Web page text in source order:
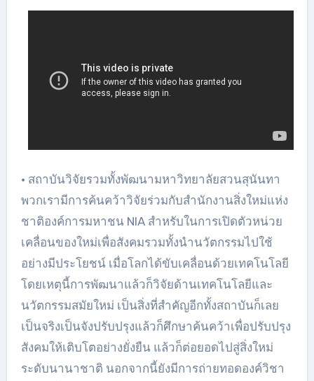
• สถาบันวิจัยรวมทั้งพัฒนามหาวิทยาลัยสวนสุนันทา
พวกเรามีการค้นคว้าวิจัยร่วมกับสำนักงานสิ่งใหม่แห่ง
ชาติองค์การมหาชน NIA สำหรับในการเปิดตัวหน่วย
เคลื่อนของใหม่เพื่อสังคมรวมทั้งนำนวัตกรรมไปใช้
อย่างมีประโยชน์ เมื่อโลกได้ขับเคลื่อนด้วยเทคโนโลยี
โดยเหตุนี้การพัฒนาแล้วก็วิจัยด้านเทคโนโลยีและ
นวัตกรรมสมัยใหม่ เป็นสิ่งที่สำคัญอีกทั้งสถาบันก็เลย
เป็นจริงเป็นจังปรับปรุงแล้วก็ศึกษาค้นคว้าเพื่อปรับปรุง
สังคมให้เติบโตอย่างยั่งยืน แล้วก็ต่อยอดไปสู่สิ่งใหม่
ระดับนานาชาติ นอกจากนี้ยังมีการถ่ายทอดองค์วิชา